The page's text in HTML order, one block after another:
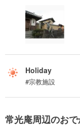
Holiday
#宗教施設
常光庵周辺のお